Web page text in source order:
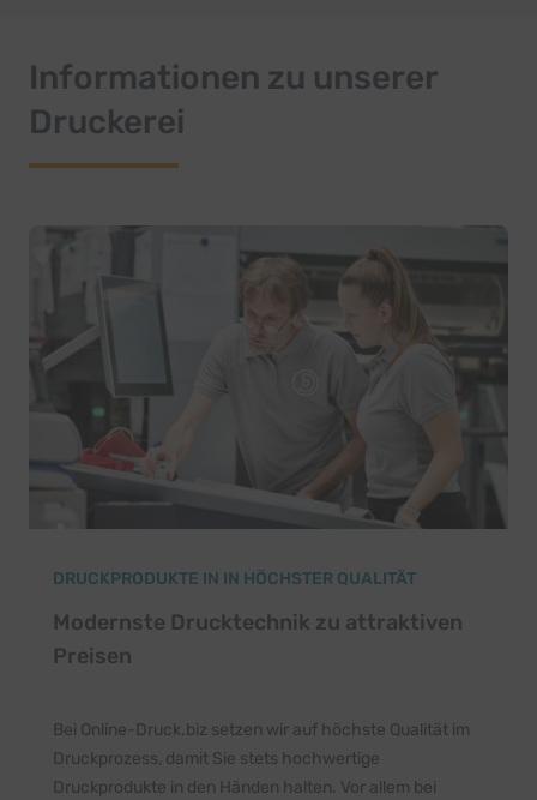
Informationen zu unserer
Druckerei
DRUCKPRODUKTE IN IN HÖCHSTER QUALITÄT
Modernste Drucktechnik zu attraktiven
Preisen
Bei Online-Druck.biz setzen wir auf höchste Qualität im
Druckprozess, damit Sie stets hochwertige
Druckprodukte in den Händen halten. Vor allem bei